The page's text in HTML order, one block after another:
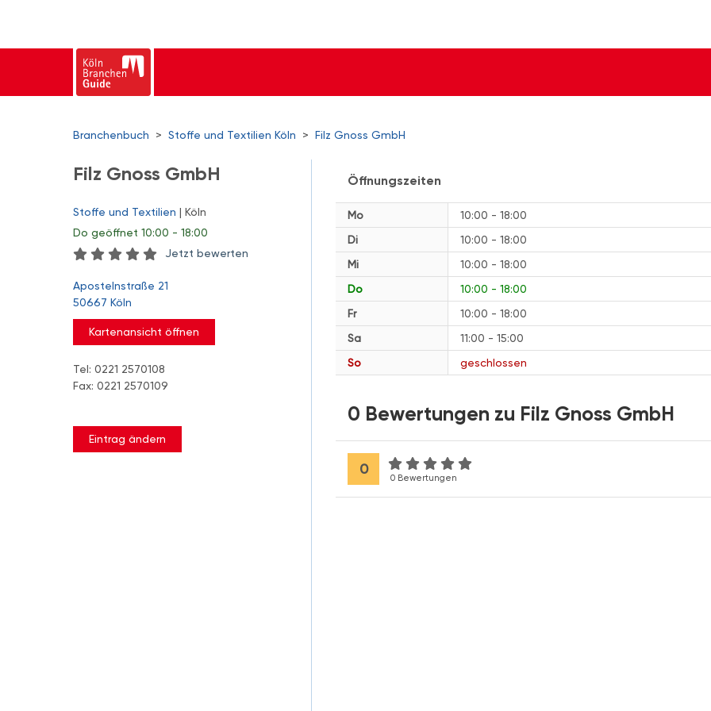
Branchenbuch > Stoffe und Textilien Köln > Filz Gnoss GmbH
Filz Gnoss GmbH
Stoffe und Textilien | Köln
Do geöffnet 10:00 - 18:00
Jetzt bewerten
Apostelnstraße 21
50667 Köln
Kartenansicht öffnen
Tel: 0221 2570108
Fax: 0221 2570109
Eintrag ändern
Öffnungszeiten
Mo
10:00 - 18:00
Di
10:00 - 18:00
Mi
10:00 - 18:00
Do
10:00 - 18:00
Fr
10:00 - 18:00
Sa
11:00 - 15:00
So
geschlossen
0 Bewertungen zu Filz Gnoss GmbH
0
0 Bewertungen